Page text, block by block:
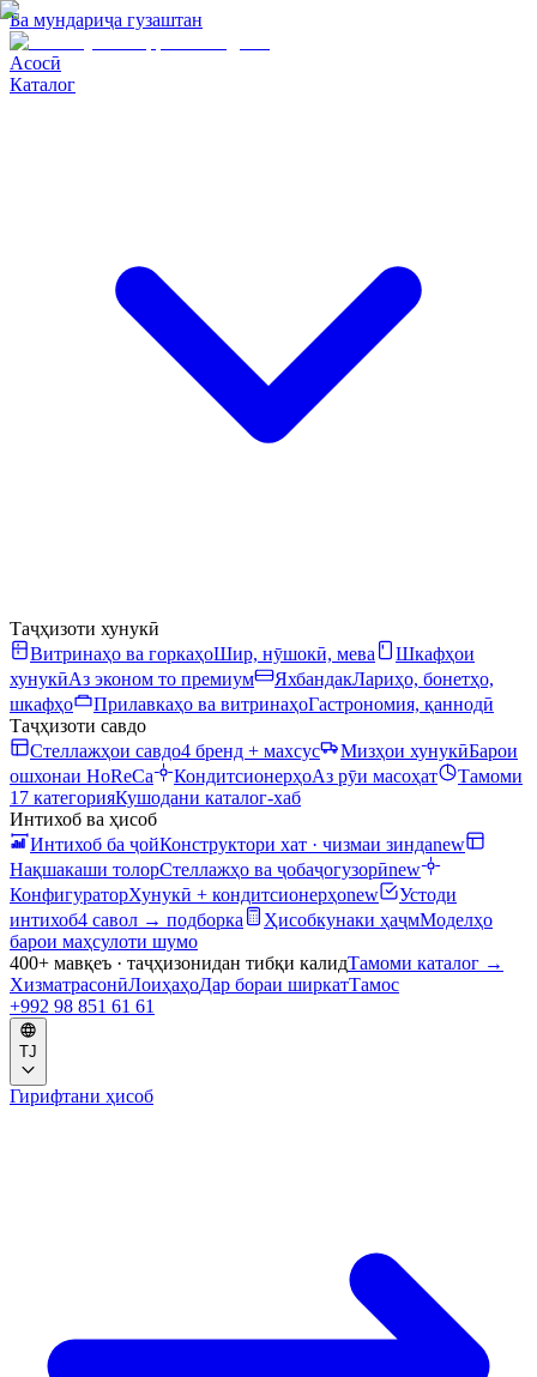
Ба мундариҷа гузаштан
Асосӣ
Каталог
Таҷҳизоти хунукӣ
Витринаҳо ва горкаҳоШир, нӯшокӣ, мева
Шкафҳои
хунукӣАз эконом то премиум ЯхбандакЛариҳо, бонетҳо,
шкафҳо
Прилавкаҳо ва витринаҳоГастрономия, қаннодӣ
Таҷҳизоти савдо
Стеллажҳои савдо4 бренд + махсус Мизҳои хунукӣБарои
ошхонаи HoReCa
КондитсионерҳоАз рӯи масоҳат
Тамоми
17 категорияКушодани каталог-хаб
Интихоб ва ҳисоб
Интихоб ба ҷойКонструктори хат · чизмаи зиндаnew
Нақшакаши толорСтеллажҳо ва ҷобаҷогузорӣnew
КонфигураторХунукӣ + кондитсионерҳоnew
Устоди
интихоб4 савол → подборка Ҳисобкунаки ҳаҷмМоделҳо
барои маҳсулоти шумо
400+ мавқеъ · таҷҳизонидан тибқи калидТамоми каталог →
ХизматрасонӣЛоиҳаҳоДар бораи ширкатТамос
+992 98 851 61 61
TJ
Гирифтани ҳисоб